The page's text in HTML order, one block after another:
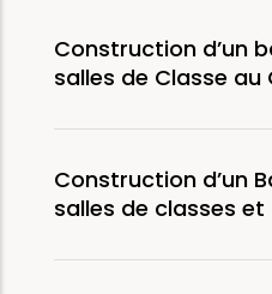
Construction d’un
salles de Classe au
Construction d’un
salles de classes et